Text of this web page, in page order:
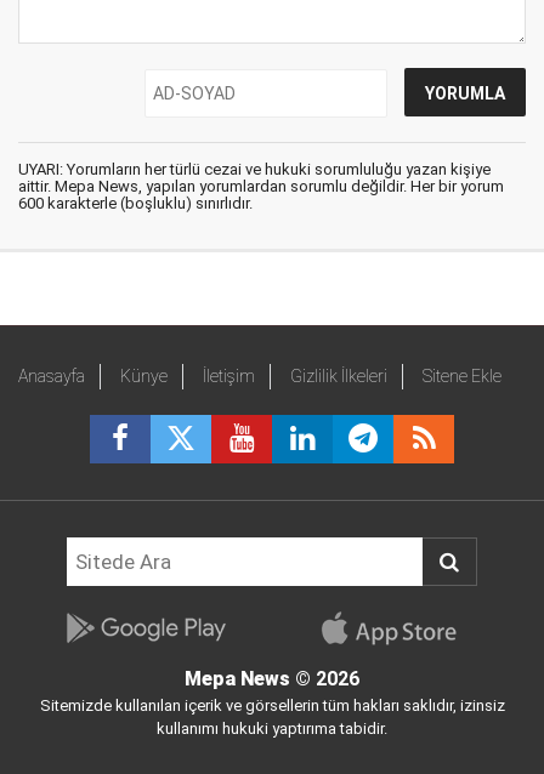
UYARI: Yorumların her türlü cezai ve hukuki sorumluluğu yazan kişiye
aittir. Mepa News, yapılan yorumlardan sorumlu değildir. Her bir yorum
600 karakterle (boşluklu) sınırlıdır.
Anasayfa Künye İletişim Gizlilik İlkeleri Sitene Ekle
Mepa News © 2026
Sitemizde kullanılan içerik ve görsellerin tüm hakları saklıdır, izinsiz
kullanımı hukuki yaptırıma tabidir.